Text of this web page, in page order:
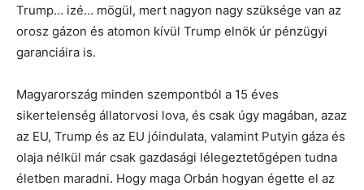
Trump… izé… mögül, mert nagyon nagy szüksége van az
orosz gázon és atomon kívül Trump elnök úr pénzügyi
garanciáira is.
Magyarország minden szempontból a 15 éves
sikertelenség állatorvosi lova, és csak úgy magában, azaz
az EU, Trump és az EU jóindulata, valamint Putyin gáza és
olaja nélkül már csak gazdasági lélegeztetőgépen tudna
életben maradni. Hogy maga Orbán hogyan égette el az